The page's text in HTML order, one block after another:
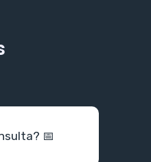
📅